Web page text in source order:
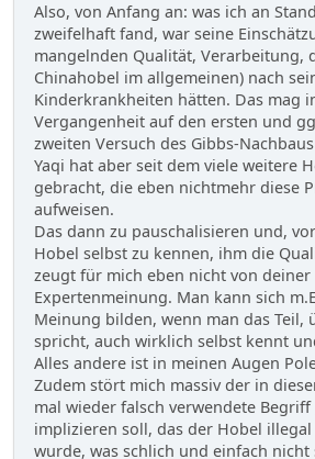
Also, von Anfang an: was ich an
zweifelhaft fand, war seine
mangelnden Qualität, Verarbeitung,
Chinahobel im allgemeinen) nach
Kinderkrankheiten hätten. Das mag
Vergangenheit auf den ersten und
zweiten Versuch des Gibbs-
Yaqi hat aber seit dem viele weitere
gebracht, die eben nichtmehr diese
aufweisen.
Das dann zu pauschalisieren und,
Hobel selbst zu kennen, ihm die
zeugt für mich eben nicht von
Expertenmeinung. Man kann sich
Meinung bilden, wenn man das Teil,
spricht, auch wirklich selbst kennt
Alles andere ist in meinen Augen
Zudem stört mich massiv der in
mal wieder falsch verwendete Begriff
implizieren soll, das der Hobel
wurde, was schlich und einfach nicht